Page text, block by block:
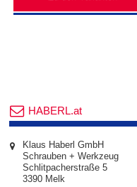
HABERL.at
Klaus Haberl GmbH
Schrauben + Werkzeug
Schlitpacherstraße 5
3390 Melk